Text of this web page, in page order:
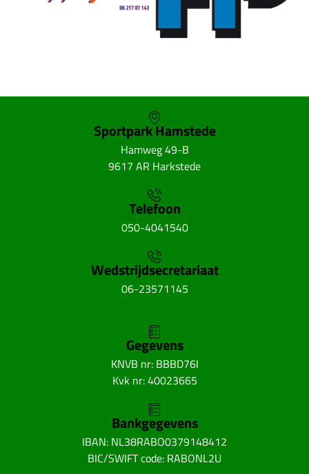
Sportpark Hamstede
Hamweg 49-B
9617 AR Harkstede
Telefoon
050-4041540
Wedstrijdsecretariaat
06-23571145
Gegevens
KNVB nr: BBBD76I
Kvk nr: 40023665
Bankgegevens
IBAN: NL38RABO0379148412
BIC/SWIFT code: RABONL2U